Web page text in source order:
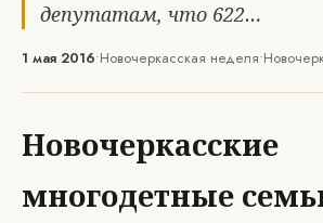
депутатам, что 622…
1 мая 2016•Новочеркасская неделя•
Новочеркасские
многодетные